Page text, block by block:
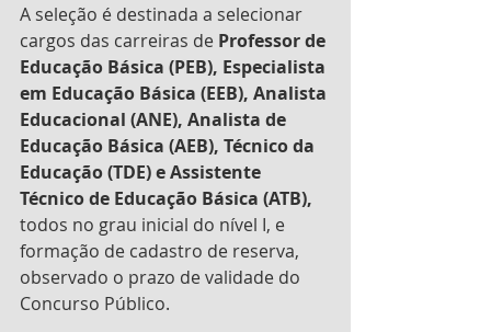
A seleção é destinada a selecionar
cargos das carreiras de Professor de
Educação Básica (PEB), Especialista
em Educação Básica (EEB), Analista
Educacional (ANE), Analista de
Educação Básica (AEB), Técnico da
Educação (TDE) e Assistente
Técnico de Educação Básica (ATB),
todos no grau inicial do nível I, e
formação de cadastro de reserva,
observado o prazo de validade do
Concurso Público.